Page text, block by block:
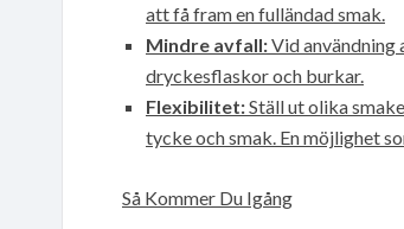
att få fram en fulländad smak.
Mindre avfall:Vid användning
dryckesflaskor och burkar.
Flexibilitet:Ställ ut olika
tycke och smak. En möjlighet
Så Kommer Du Igång